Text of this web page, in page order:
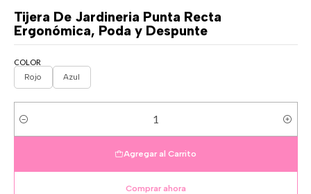
Tijera De Jardineria Punta Recta
Ergonómica, Poda y Despunte
COLOR
Rojo Azul
Cantidad
Agregar al Carrito
Comprar ahora